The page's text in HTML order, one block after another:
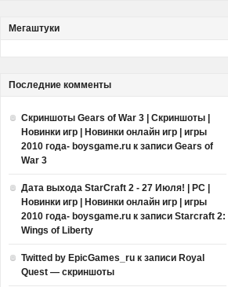
Мегаштуки
Последние комменты
Скриншоты Gears of War 3 | Скриншоты |
Новинки игр | Новинки онлайн игр | игры
2010 года- boysgame.ru к записи Gears of
War 3
Дата выхода StarCraft 2 - 27 Июля! | PC |
Новинки игр | Новинки онлайн игр | игры
2010 года- boysgame.ru к записи Starcraft 2:
Wings of Liberty
Twitted by EpicGames_ru к записи Royal
Quest — скриншоты